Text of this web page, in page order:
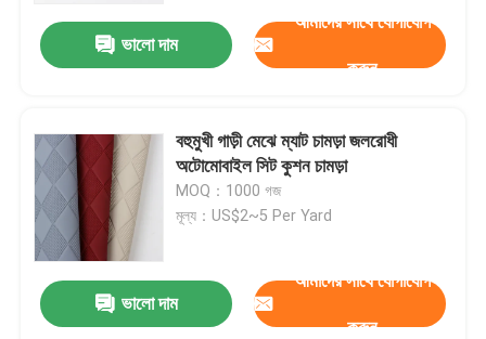
ভালো দাম
আমাদের সাথে যোগাযোগ
করুন
বহুমুখী গাড়ী মেঝে ম্যাট চামড়া জলরোধী
অটোমোবাইল সিট কুশন চামড়া
MOQ：1000 গজ
মূল্য：US$2~5 Per Yard
ভালো দাম
আমাদের সাথে যোগাযোগ
করুন